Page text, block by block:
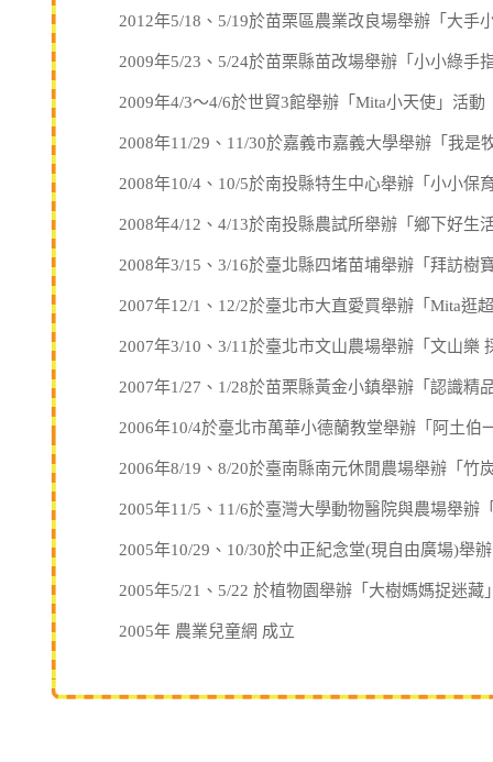
2012年5/18、5/19於苗栗區農業改良場舉辦「大手
2009年5/23、5/24於苗栗縣苗改場舉辦「小小綠手
2009年4/3～4/6於世貿3館舉辦「Mita小天使」活動
2008年11/29、11/30於嘉義市嘉義大學舉辦「我是
2008年10/4、10/5於南投縣特生中心舉辦「小小保
2008年4/12、4/13於南投縣農試所舉辦「鄉下好生
2008年3/15、3/16於臺北縣四堵苗埔舉辦「拜訪樹
2007年12/1、12/2於臺北市大直愛買舉辦「Mita逛
2007年3/10、3/11於臺北市文山農場舉辦「文山樂
2007年1/27、1/28於苗栗縣黃金小鎮舉辦「認識精
2006年10/4於臺北市萬華小德蘭教堂舉辦「阿土伯
2006年8/19、8/20於臺南縣南元休閒農場舉辦「竹
2005年11/5、11/6於臺灣大學動物醫院與農場舉辦
2005年10/29、10/30於中正紀念堂(現自由廣場)舉
2005年5/21、5/22 於植物園舉辦「大樹媽媽捉迷藏
2005年 農業兒童網 成立